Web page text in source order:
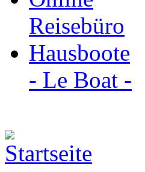
Reisebüro
Hausboote
- Le Boat -